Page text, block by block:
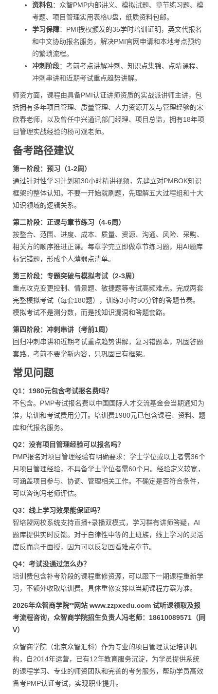
资料包：众智PMP内部讲义、模拟试题、章节练习题、模
考题、项目管理实用表格U盘，纸质资料包邮。
学习保障：PMI授权颁发的35学时培训证明，英文代报名
和中文协助报名服务，解决PMI官网申请和本地考点预约
的繁琐流程。
冲刺阶段：考前考点讲解冲刺、知识点集锦、点睛课程、
冲刺串讲和近期考试重点趋势讲解。
师资方面，课程由具备PMI认证讲师资质的实战派讲师主讲，包
括拥有多年项目管理、质量管理、人力资源开发与管理经验的宋
欣春老师，以及曾任中兴通讯部门经理、项目总监，拥有18年项
目管理实战经验的杨可观老师。
备考路径建议
第一阶段：预习（1-2周）
通过针对性学习计划和30小时精讲视频，先建立对PMBOK知识
框架的整体认知。不要一开始就刷题，先理解五大过程组和十大
知识领域的逻辑关系。
第二阶段：正课与章节练习（4-6周）
按整合、范围、进度、成本、质量、资源、沟通、风险、采购、
相关方的顺序推进正课。每章学完立即做章节练习题，用AI题库
标记错题，形成个人薄弱点清单。
第三阶段：专题突破与模拟考试（2-3周）
重点攻克变更控制、情景题、敏捷题等考试高频难点。完成两套
完整模拟考试（每套180题），训练3小时50分钟的答题节奏。
模拟考试不是测分数，而是找知识漏洞和答题套路。
第四阶段：冲刺串讲（考前1周）
回归冲刺串讲和近期考试重点趋势讲解，复习错题本，巩固答题
套路。考前不要学新内容，只巩固已有框架。
常见问题
Q1：1980元包含考试报名费吗？
不包含。PMP考试报名费以中国国际人才交流基金会当期通知为
准，培训和考试费用分开。培训费1980元已包含课程、资料、题
库和代报名服务。
Q2：没有项目管理经验可以报名吗？
PMP报名对项目管理经验有明确要求：学士学位或以上者需36个
月项目管理经验，不具备学士学位者需60个月。经验定义较宽，
可涵盖项目参与、协调、管理相关工作。不确定是否符合条件，
可以咨询冯老师评估。
Q3：线上学习效果能保证吗？
智培盟网校系统支持直播+录播双模式，学习群有讲师答疑，AI
题库提供实时反馈。对于自律性中等的上班族，线上学习的灵活
度反而高于面授，因为可以反复回看难点章节。
Q4：考试没通过怎么办？
培训费包含补考阶段的课程重修资源，可以跟下一期课程重新学
习，不额外收取培训费。具体重修安排以当期课程方案为准。
2026年众智商学院**网站 www.zzpxedu.com 试听课领取及报
考流程咨询，众智商学院招生负责人冯老师：18610089571（同
V）
众智商学院（北京众智汇科）作为专业的项目管理认证培训机
构，自2014年运营，已有12年教育服务沉淀，为学员提供系统
的课程学习、专业的师资团队和完善的考务服务，帮助学员高效
备考PMP认证考试，实现职业提升。